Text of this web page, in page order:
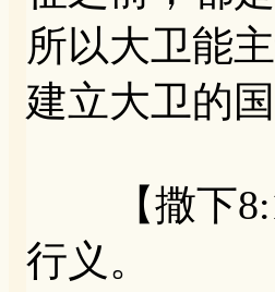
所以大卫能
建立大卫的
【撒下
行义。